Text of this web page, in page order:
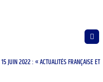
JUIN 2022 : « ACTUALITÉS FRANÇAISE ET